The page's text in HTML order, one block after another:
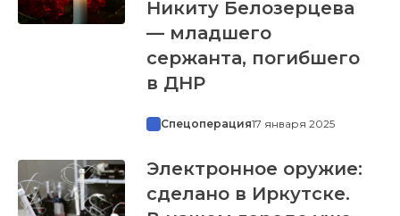
Никиту Белозерцева
— младшего
сержанта, погибшего
в ДНР
Спецоперация17 января 2025
Электронное оружие:
сделано в Иркутске.